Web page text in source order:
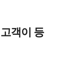
객이 등